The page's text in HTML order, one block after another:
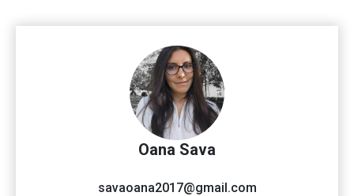
Oana Sava
savaoana2017@gmail.com